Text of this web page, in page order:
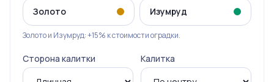
Золото Изумруд
Золото и Изумруд: +15% к стоимости оградки.
Сторона калитки Калитка